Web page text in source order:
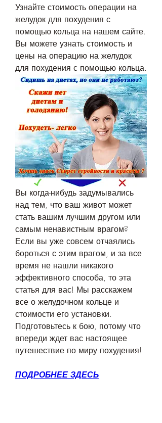
Узнайте стоимость операции на
желудок для похудения с
помощью кольца на нашем сайте.
Вы можете узнать стоимость и
цены на операцию на желудок
для похудения с помощью кольца.
Вы когда-нибудь задумывались
над тем, что ваш живот может
стать вашим лучшим другом или
самым ненавистным врагом?
Если вы уже совсем отчаялись
бороться с этим врагом, и за все
время не нашли никакого
эффективного способа, то эта
статья для вас! Мы расскажем
все о желудочном кольце и
стоимости его установки.
Подготовьтесь к бою, потому что
впереди ждет вас настоящее
путешествие по миру похудения!
ПОДРОБНЕЕ ЗДЕСЬ